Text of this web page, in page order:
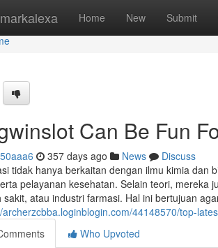
Home New Submit
Can Be Fun
357 days ago News
Discuss
tidak hanya berkaitan dengan ilmu kimia dan
pelayanan kesehatan. Selain teori, mereka
sakit, atau industri farmasi. Hal ini bertujuan
archerzcbba.loginblogin.com/44148570/top-
Who Upvoted